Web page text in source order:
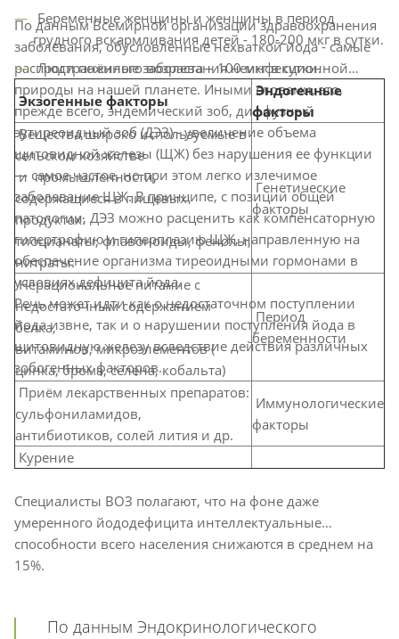
грудного вскармливания детей - 180-200 мкг в сутки.
Люди пожилого возраста – 100 мкг в сутки.
По данным Всемирной организации здравоохранения
заболевания, обусловленные нехваткой йода - самые
распространённые заболевания неинфекционной
природы на нашей планете. Иными словами, это,
прежде всего, эндемический зоб, диффузный
эутиреоидный зоб (ДЭЗ) - увеличение объема
щитовидной железы (ЩЖ) без нарушения ее функции
— самое частое, но при этом легко излечимое
заболевание ЩЖ. В принципе, с позиции общей
патологии, ДЭЗ можно расценить как компенсаторную
гипертрофию и гиперплазию ЩЖ, направленную на
обеспечение организма тиреоидными гормонами в
условиях дефицита йода.
Речь может идти как о недостаточном поступлении
йода извне, так и о нарушении поступления йода в
щитовидную железу вследствие действия различных
зобогенных факторов.
Экзогенные факторы
Эндогенные
факторы
Вещества широко используемые в
сельском хозяйстве
и промышленности,
содержащиеся в пищевых
продуктах:
тиоцианаты, флавоноиды, фенолы,
нитраты.
Генетические
факторы
Нерациональное питание с
недостаточным содержанием
белка,
витаминов, микроэлементов (
цинка, брома, селена, кобальта)
Период
беременности
Приём лекарственных препаратов:
сульфониламидов,
антибиотиков, солей лития и др.
Иммунологические
факторы
Курение
Специалисты ВОЗ полагают, что на фоне даже
умеренного йододефицита интеллектуальные
способности всего населения снижаются в среднем на
15%.
По данным Эндокринологического